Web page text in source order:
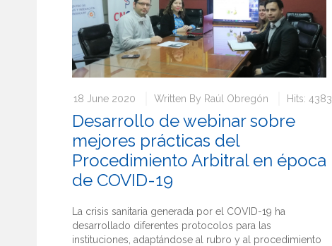
18 June 2020 Written By Raúl Obregón Hits: 4383
Desarrollo de webinar sobre
mejores prácticas del
Procedimiento Arbitral en época
de COVID-19
La crisis sanitaria generada por el COVID-19 ha
desarrollado diferentes protocolos para las
instituciones, adaptándose al rubro y al procedimiento